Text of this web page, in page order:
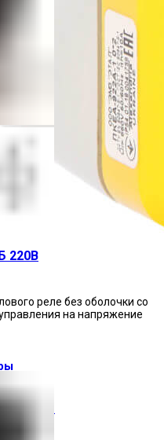
220В
реле без оболочки со
на напряжение